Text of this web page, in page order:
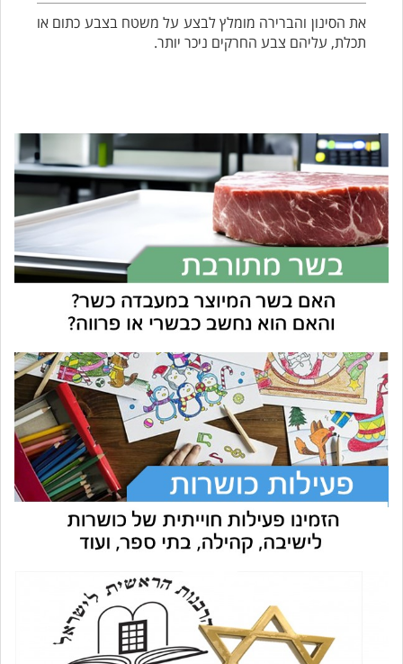
את הסינון והברירה מומלץ לבצע על משטח בצבע כתום או
תכלת, עליהם צבע החרקים ניכר יותר.